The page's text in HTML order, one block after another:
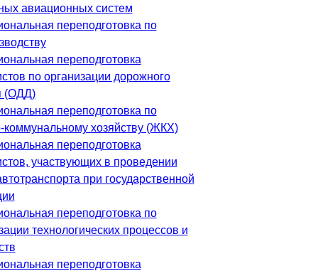
авиационных систем
переподготовка по
переподготовка
по организации дорожного
(ОДД)
переподготовка по
хозяйству (ЖКХ)
переподготовка
участвующих в проведении
при государственной
переподготовка по
технологических процессов и
переподготовка